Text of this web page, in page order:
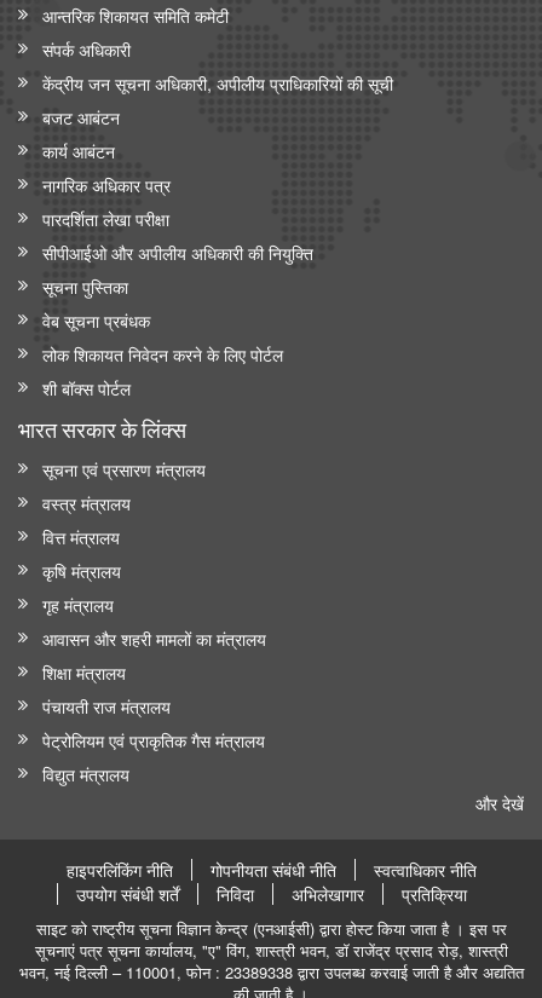
आन्‍तरिक शिकायत समिति कमेटी
संपर्क अधिकारी
केंद्रीय जन सूचना अधिकारी, अपीलीय प्राधिकारियों की सूची
बजट आबंटन
कार्य आबंटन
नागरिक अधिकार पत्र
पारदर्शिता लेखा परीक्षा
सीपीआईओ और अपी‍लीय अधिकारी की नियुक्ति
सूचना पुस्तिका
वेब सूचना प्रबंधक
लोक शिकायत निवेदन करने के लिए पोर्टल
शी बॉक्स पोर्टल
भारत सरकार के लिंक्‍स
सूचना एवं प्रसारण मंत्रालय
वस्त्र मंत्रालय
वित्त मंत्रालय
कृषि मंत्रालय
गृह मंत्रालय
आवासन और शहरी मामलों का मंत्रालय
शिक्षा मंत्रालय
पंचायती राज मंत्रालय
पेट्रोलियम एवं प्राकृतिक गैस मंत्रालय
विद्युत मंत्रालय
और देखें
हाइपरलिंकिंग नीति गोपनीयता संबंधी नीति
स्वत्वाधिकार नीति
उपयोग संबंधी शर्तें
निविदा अभिलेखागार प्रतिक्रिया
साइट को राष्ट्रीय सूचना विज्ञान केन्द्र (एनआईसी) द्वारा होस्ट किया जाता है । इस पर
सूचनाएं पत्र सूचना कार्यालय, "ए" विंग, शास्त्री भवन, डॉ राजेंद्र प्रसाद रोड़, शास्त्री
भवन, नई दिल्ली – 110001, फोन : 23389338 द्वारा उपलब्ध करवाई जाती है और अद्यतित